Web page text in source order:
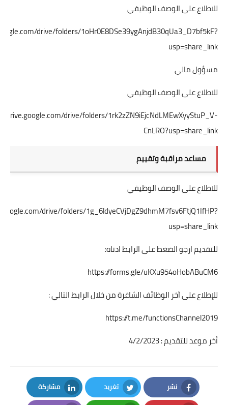
للاطلاع على الوصف الوظيفي
drive/folders/1oHr0E8DSe39ygAnjdB30qUa3_D7bf5kF?
usp=share_link
مسؤول مالي
للاطلاع على الوصف الوظيفي
drive.google.com/drive/folders/1rk2zZN9iEjcNdLMEwXyyStuP_V-
CnLRO?usp=share_link
مساعد مراقبة وتقييم
للاطلاع على الوصف الوظيفي
drive/folders/1g_6ldyeCVjDgZ9dhmM7fsv6FtjQ1IfHP?
usp=share_link
للتقديم ارجو الضغط على الرابط ادناه:
https://forms.gle/uKXu954oHobABuCM6
للإطلاع على آخر الوظائف الشاغرة من خلال الرابط التالي :
https://t.me/functionsChannel2019
أخر موعد للتقديم : 4/2/2023
نشر
Facebook
تغريد
Twitter
مشاركة
LinkedIn